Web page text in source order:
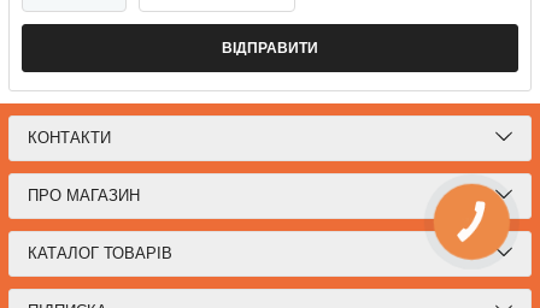
ВІДПРАВИТИ
КОНТАКТИ
ПРО МАГАЗИН
КАТАЛОГ ТОВАРІВ
КНОПКА
СВЯЗИ